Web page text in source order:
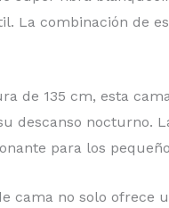
La combinación de
de 135 cm, esta
descanso nocturno.
para los
cama no solo ofrece